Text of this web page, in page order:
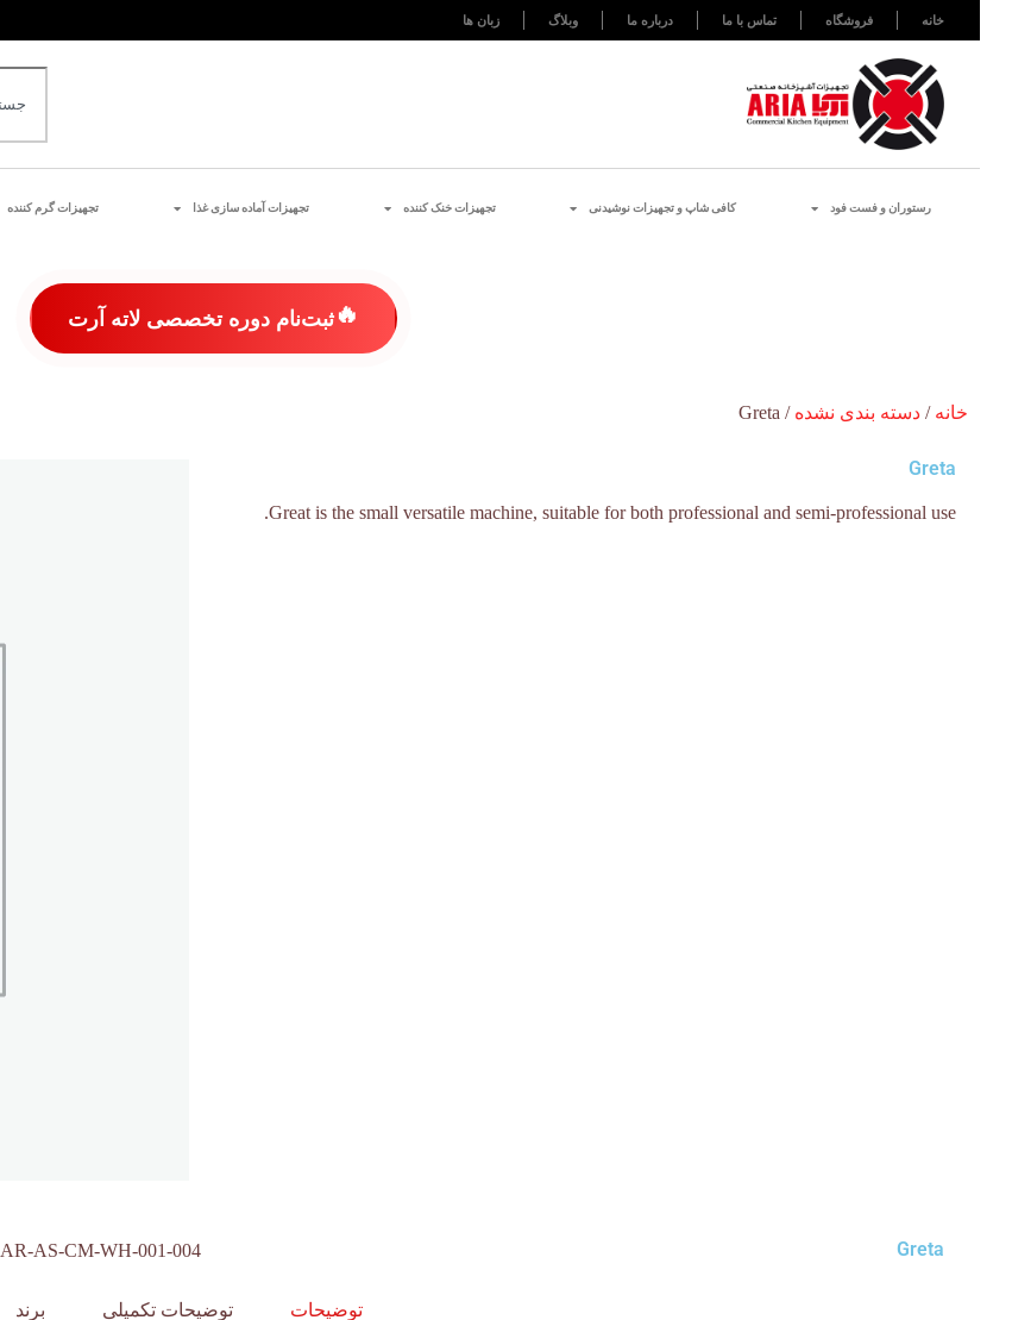
خانه فروشگاه تماس با ما درباره ما وبلاگ زبان ها
رستوران و فست فود کافی شاپ و تجهیزات نوشیدنی تجهیزات خنک کننده تجهیزات آماده سازی غذا تجهیزات گرم کننده
🔥ثبت‌نام دوره تخصصی لاته آرت
خانه / دسته بندی نشده / Greta
Greta
Great is the small versatile machine, suitable for both professional and semi-professional use.
Greta
AR-AS-CM-WH-001-004
توضیحات توضیحات تکمیلی برند